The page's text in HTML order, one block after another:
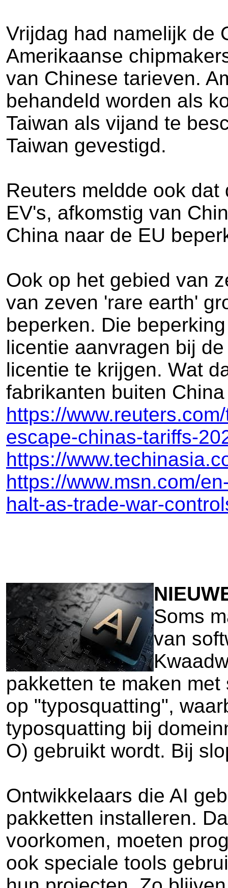
Vrijdag had namelijk de
Amerikaanse
van Chinese tarieven.
behandeld worden als
Taiwan als vijand te
Taiwan gevestigd.
Reuters meldde ook
EV's, afkomstig van
China naar de EU
Ook op het gebied van
van zeven 'rare earth'
beperken. Die
licentie aanvragen bij
licentie te krijgen. Wat
fabrikanten buiten
https://
escape-chinas-tariffs-
https://
https://www.msn.com/
halt-as-trade-war-
Soms
van
pakketten te maken
op "typosquatting",
typosquatting bij
O) gebruikt wordt. Bij
Ontwikkelaars die AI
pakketten installeren.
voorkomen, moeten
ook speciale tools